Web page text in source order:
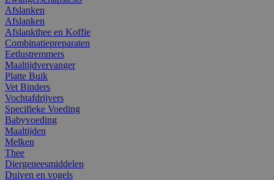
Afslanken
Afslanken
Afslankthee en Koffie
Combinatiepreparaten
Eetlustremmers
Maaltijdvervanger
Platte Buik
Vet Binders
Vochtafdrijvers
Specifieke Voeding
Babyvoeding
Maaltijden
Melken
Thee
Diergeneesmiddelen
Duiven en vogels